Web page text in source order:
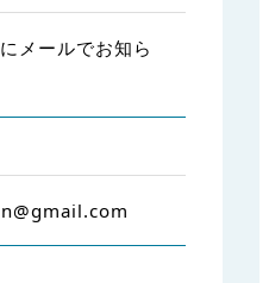
メールでお知ら